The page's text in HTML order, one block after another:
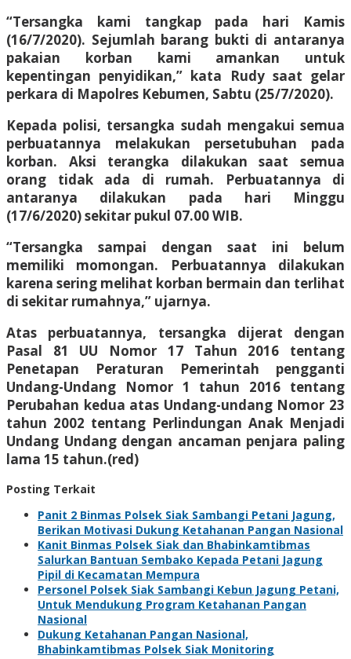
“Tersangka kami tangkap pada hari Kamis
(16/7/2020). Sejumlah barang bukti di antaranya
pakaian korban kami amankan untuk
kepentingan penyidikan,” kata Rudy saat gelar
perkara di Mapolres Kebumen, Sabtu (25/7/2020).
Kepada polisi, tersangka sudah mengakui semua
perbuatannya melakukan persetubuhan pada
korban. Aksi terangka dilakukan saat semua
orang tidak ada di rumah. Perbuatannya di
antaranya dilakukan pada hari Minggu
(17/6/2020) sekitar pukul 07.00 WIB.
“Tersangka sampai dengan saat ini belum
memiliki momongan. Perbuatannya dilakukan
karena sering melihat korban bermain dan terlihat
di sekitar rumahnya,” ujarnya.
Atas perbuatannya, tersangka dijerat dengan
Pasal 81 UU Nomor 17 Tahun 2016 tentang
Penetapan Peraturan Pemerintah pengganti
Undang-Undang Nomor 1 tahun 2016 tentang
Perubahan kedua atas Undang-undang Nomor 23
tahun 2002 tentang Perlindungan Anak Menjadi
Undang Undang dengan ancaman penjara paling
lama 15 tahun.(red)
Posting Terkait
Panit 2 Binmas Polsek Siak Sambangi Petani Jagung,
Berikan Motivasi Dukung Ketahanan Pangan Nasional
Kanit Binmas Polsek Siak dan Bhabinkamtibmas
Salurkan Bantuan Sembako Kepada Petani Jagung
Pipil di Kecamatan Mempura
Personel Polsek Siak Sambangi Kebun Jagung Petani,
Untuk Mendukung Program Ketahanan Pangan
Nasional
Dukung Ketahanan Pangan Nasional,
Bhabinkamtibmas Polsek Siak Monitoring